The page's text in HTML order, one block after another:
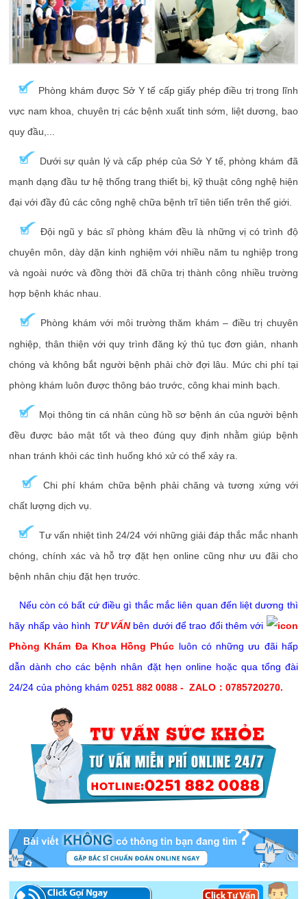
Phòng khám được Sở Y tế cấp giấy phép điều trị trong lĩnh
vực nam khoa, chuyên trị các bệnh xuất tinh sớm, liệt dương, bao
quy đầu,...
Dưới sự quản lý và cấp phép của Sở Y tế, phòng khám đã
mạnh dạng đầu tư hệ thống trang thiết bị, kỹ thuật công nghệ hiện
đại với đầy đủ các công nghệ chữa bệnh trĩ tiên tiến trên thế giới.
Đội ngũ y bác sĩ phòng khám đều là những vị có trình độ
chuyên môn, dày dặn kinh nghiệm với nhiều năm tu nghiệp trong
và ngoài nước và đồng thời đã chữa trị thành công nhiều trường
hợp bệnh khác nhau.
Phòng khám với môi trường thăm khám – điều trị chuyên
nghiệp, thân thiện với quy trình đăng ký thủ tục đơn giản, nhanh
chóng và không bắt người bệnh phải chờ đợi lâu. Mức chi phí tại
phòng khám luôn được thông báo trước, công khai minh bạch.
Mọi thông tin cá nhân cùng hồ sơ bệnh án của người bệnh
đều được bảo mật tốt và theo đúng quy định nhằm giúp bệnh
nhan tránh khỏi các tình huống khó xử có thể xảy ra.
Chi phí khám chữa bệnh phải chăng và tương xứng với
chất lượng dịch vụ.
Tư vấn nhiệt tình 24/24 với những giải đáp thắc mắc nhanh
chóng, chính xác và hỗ trợ đặt hẹn online cũng như ưu đãi cho
bệnh nhân chịu đặt hẹn trước.
Nếu còn có bất cứ điều gì thắc mắc liên quan đến liệt dương thì
hãy nhấp vào hình TƯ VẤN bên dưới để trao đổi thêm với
Phòng Khám Đa Khoa Hồng Phúc luôn có những ưu đãi hấp
dẫn dành cho các bệnh nhân đặt hẹn online hoặc qua tổng đài
24/24 của phòng khám0251 882 0088 -ZALO：0785720270.